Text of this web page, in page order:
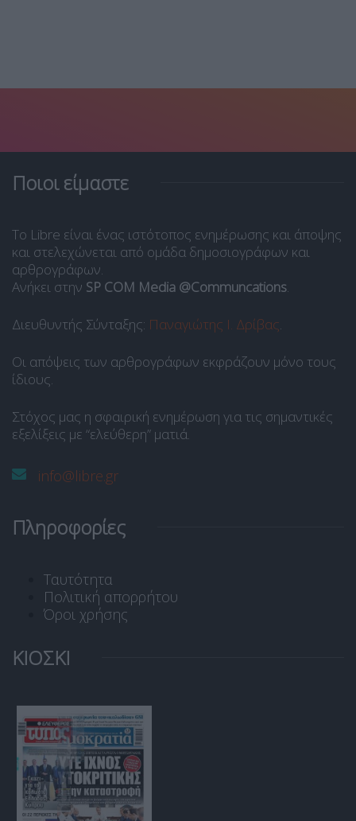
Ποιοι είμαστε
Το Libre είναι ένας ιστότοπος ενημέρωσης και άποψης
και στελεχώνεται από ομάδα δημοσιογράφων και
αρθρογράφων.
Ανήκει στην SP COM Media @Communcations.
Διευθυντής Σύνταξης: Παναγιώτης Ι. Δρίβας.
Οι απόψεις των αρθρογράφων εκφράζουν μόνο τους
ίδιους.
Στόχος μας η σφαιρική ενημέρωση για τις σημαντικές
εξελίξεις με “ελεύθερη” ματιά.
info@libre.gr
Πληροφορίες
Ταυτότητα
Πολιτική απορρήτου
Όροι χρήσης
ΚΙΟΣΚΙ